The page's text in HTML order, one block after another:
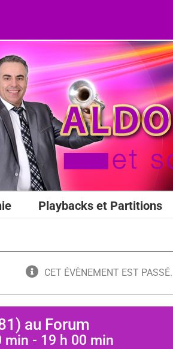
Playbacks et Partitions
CET ÉVÈNEMENT EST PASSÉ.
au Forum
min - 19 h 00 min